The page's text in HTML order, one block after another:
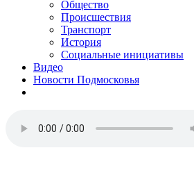
Общество
Происшествия
Транспорт
История
Социальные инициативы
Видео
Новости Подмосковья